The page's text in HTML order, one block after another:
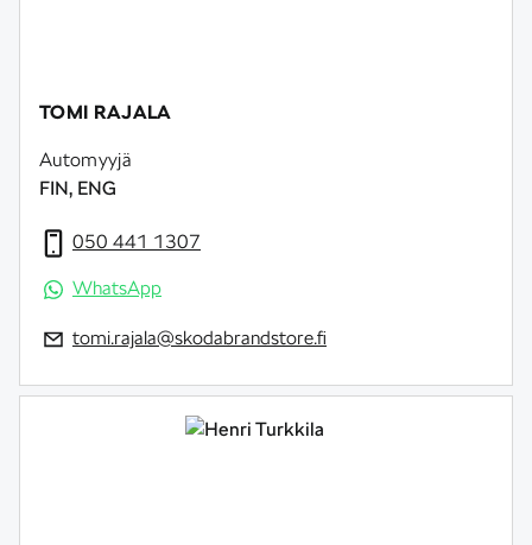
TOMI RAJALA
Automyyjä
FIN, ENG
050 441 1307
WhatsApp
tomi.rajala@skodabrandstore.fi